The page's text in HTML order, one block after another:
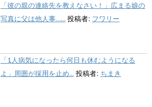
「彼の親の連絡先を教えなさい！」広まる娘の
写真に父は他人事…... 投稿者: フワリー
「1人病気になったら何日も休むようになる
よ」周囲が採用を止め... 投稿者: ちまき